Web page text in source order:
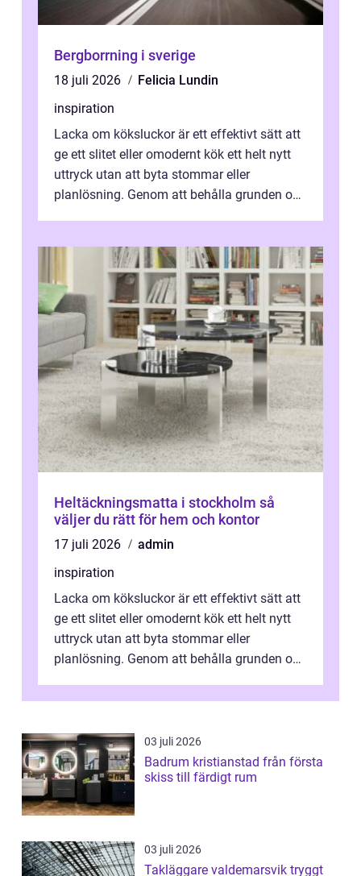
Bergborrning i sverige
18 juli 2026
Felicia Lundin
inspiration
Lacka om köksluckor är ett effektivt sätt att
ge ett slitet eller omodernt kök ett helt nytt
uttryck utan att byta stommar eller
planlösning. Genom att behålla grunden och
Heltäckningsmatta i stockholm så
väljer du rätt för hem och kontor
17 juli 2026
admin
inspiration
Lacka om köksluckor är ett effektivt sätt att
ge ett slitet eller omodernt kök ett helt nytt
uttryck utan att byta stommar eller
planlösning. Genom att behålla grunden och
03 juli 2026
Badrum kristianstad från första
skiss till färdigt rum
03 juli 2026
Takläggare valdemarsvik tryggt